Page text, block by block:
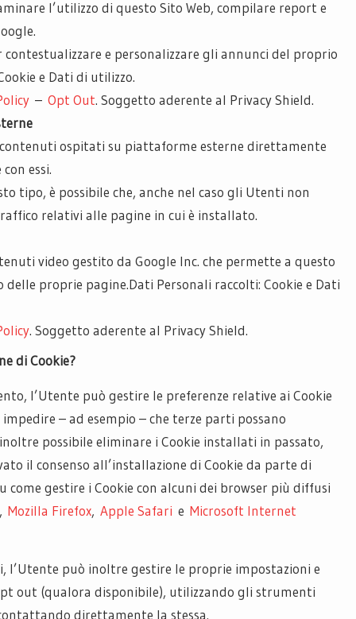
l’utilizzo di questo Sito Web, compilare report e
e personalizzare gli annunci del proprio
e Dati di utilizzo.
– Opt Out. Soggetto aderente al Privacy Shield.
ospitati su piattaforme esterne direttamente
essi.
tipo, è possibile che, anche nel caso gli Utenti non
relativi alle pagine in cui è installato.
video gestito da Google Inc. che permette a questo
delle proprie pagine.Dati Personali raccolti: Cookie e Dati
. Soggetto aderente al Privacy Shield.
di Cookie?
l’Utente può gestire le preferenze relative ai Cookie
– ad esempio – che terze parti possano
possibile eliminare i Cookie installati in passato,
il consenso all’installazione di Cookie da parte di
gestire i Cookie con alcuni dei browser più diffusi
, Mozilla Firefox, Apple Safari e Microsoft Internet
può inoltre gestire le proprie impostazioni e
out (qualora disponibile), utilizzando gli strumenti
direttamente la stessa.